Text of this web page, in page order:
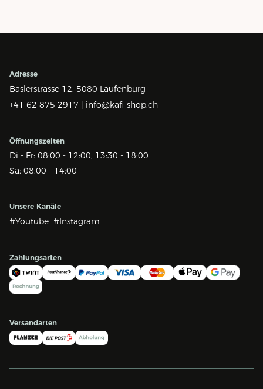
Adresse
Baslerstrasse 12, 5080 Laufenburg
+41 62 875 2917 | info@kafi-shop.ch
Öffnungszeiten
Di - Fr: 08:00 - 12:00, 13:30 - 18:00
Sa: 08:00 - 14:00
Unsere Kanäle
#Youtube #Instagram
Zahlungsarten
Versandarten